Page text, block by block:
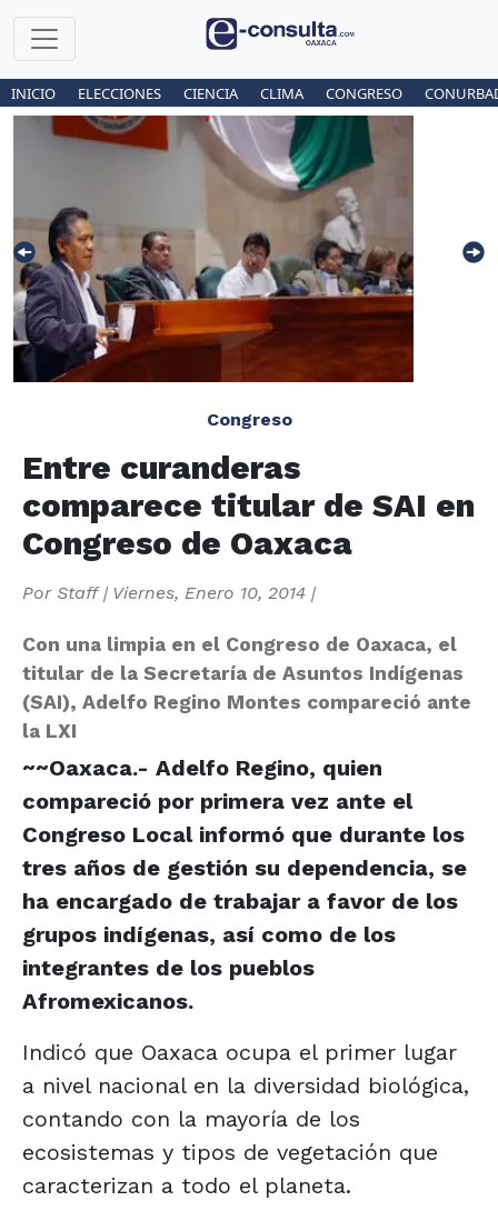
INICIO ELECCIONES CIENCIA CLIMA CONGRESO
Congreso
Entre curanderas
comparece titular de SAI en
Congreso de Oaxaca
Por Staff| Viernes, Enero 10, 2014 |
Con una limpia en el Congreso de Oaxaca, el
titular de la Secretaría de Asuntos Indígenas
(SAI), Adelfo Regino Montes compareció ante
la LXI
~~Oaxaca.- Adelfo Regino, quien
compareció por primera vez ante el
Congreso Local informó que durante los
tres años de gestión su dependencia, se
ha encargado de trabajar a favor de los
grupos indígenas, así como de los
integrantes de los pueblos
Afromexicanos.
Indicó que Oaxaca ocupa el primer lugar
a nivel nacional en la diversidad biológica,
contando con la mayoría de los
ecosistemas y tipos de vegetación que
caracterizan a todo el planeta.